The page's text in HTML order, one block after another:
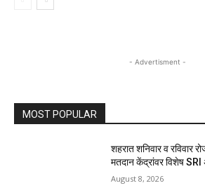
- Advertisment -
MOST POPULAR
शहरात शनिवार व रविवार
मतदान केंद्रांवर विशेष
August 8, 2026